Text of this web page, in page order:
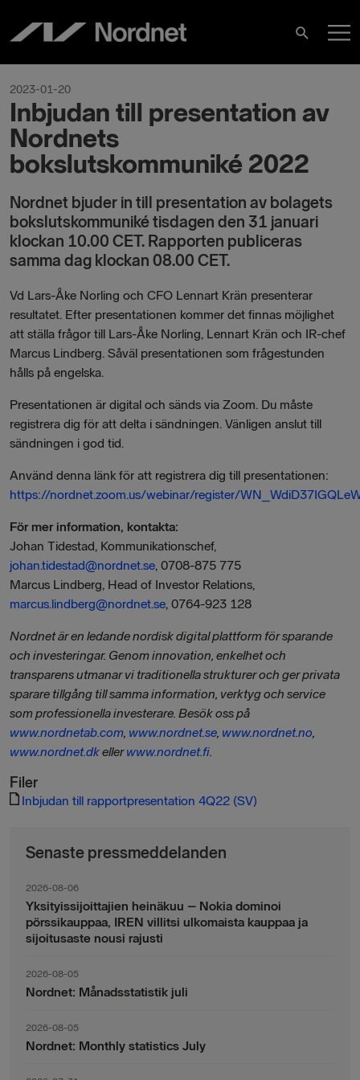
innehåll
Sök
2023-01-20
Inbjudan till presentation av
Nordnets
bokslutskommuniké 2022
Nordnet bjuder in till presentation av bolagets
bokslutskommuniké tisdagen den 31 januari
klockan 10.00 CET. Rapporten publiceras
samma dag klockan 08.00 CET.
Vd Lars-Åke Norling och CFO Lennart Krän presenterar
resultatet. Efter presentationen kommer det finnas möjlighet
att ställa frågor till Lars-Åke Norling, Lennart Krän och IR-chef
Marcus Lindberg. Såväl presentationen som frågestunden
hålls på engelska.
Presentationen är digital och sänds via Zoom. Du måste
registrera dig för att delta i sändningen. Vänligen anslut till
sändningen i god tid.
Använd denna länk för att registrera dig till presentationen:
https://nordnet.zoom.us/webinar/register/
För mer information, kontakta:
Johan Tidestad, Kommunikationschef,
johan.tidestad@nordnet.se, 0708-875 775
Marcus Lindberg, Head of Investor Relations,
marcus.lindberg@nordnet.se, 0764-923 128
Nordnet är en ledande nordisk digital plattform för sparande
och investeringar. Genom innovation, enkelhet och
transparens utmanar vi traditionella strukturer och ger privata
sparare tillgång till samma information, verktyg och service
som professionella investerare. Besök oss på
www.nordnetab.com, www.nordnet.se, www.nordnet.no,
www.nordnet.dkellerwww.nordnet.fi.
Filer
Inbjudan till rapportpresentation 4Q22 (SV)
Senaste pressmeddelanden
2026-08-06
Yksityissijoittajien heinäkuu – Nokia dominoi
pörssikauppaa, IREN villitsi ulkomaista kauppaa ja
sijoitusaste nousi rajusti
2026-08-05
Nordnet: Månadsstatistik juli
2026-08-05
Nordnet: Monthly statistics July